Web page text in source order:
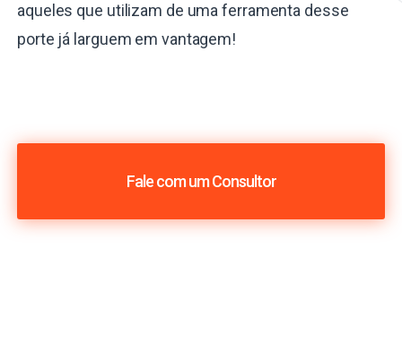
aqueles que utilizam de uma ferramenta desse
porte já larguem em vantagem!
Fale com um Consultor